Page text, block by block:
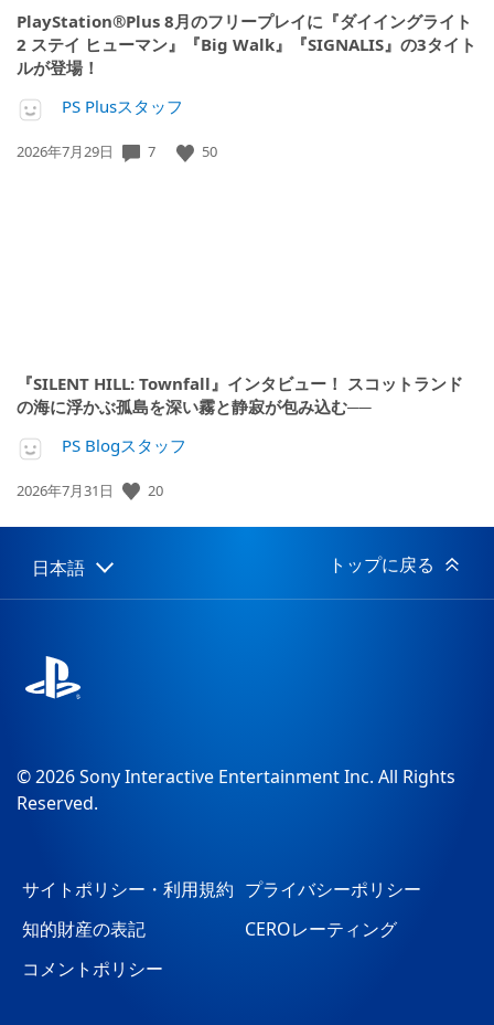
PlayStation®Plus 8月のフリープレイに『ダイイングライト
2 ステイ ヒューマン』『Big Walk』『SIGNALIS』の3タイト
ルが登場！
PS Plusスタッフ
公
2026年7月29日 7 50
『SILENT HILL: Townfall』インタビュー！ スコットランド
の海に浮かぶ孤島を深い霧と静寂が包み込む──
PS Blogスタッフ
公
日:
2026年7月31日 20
Select
a
Current
region:
日本語 トップに戻る
© 2026 Sony Interactive Entertainment Inc. All Rights
Reserved.
サイトポリシー・利用規約 プライバシーポリシー
知的財産の表記
CEROレーティング
コメントポリシー